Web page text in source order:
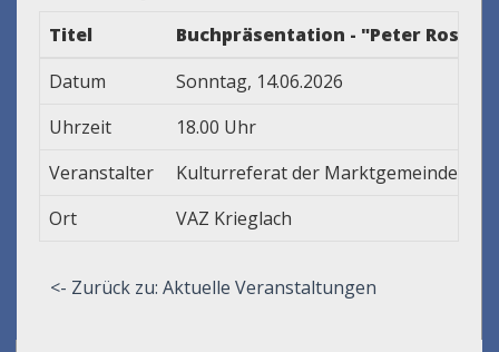
Titel
Buchpräsentation - "Peter
Datum
Sonntag, 14.06.2026
Uhrzeit
18.00 Uhr
Veranstalter
Kulturreferat der Marktgemeinde
Ort
VAZ Krieglach
<- Zurück zu: Aktuelle Veranstaltungen